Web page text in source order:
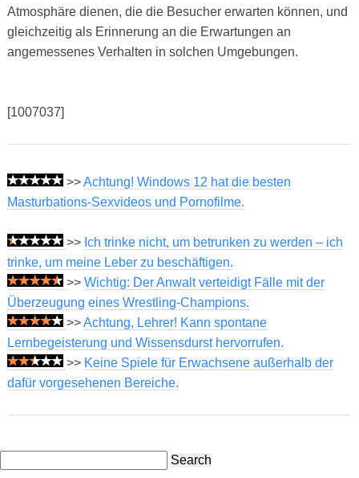
Atmosphäre dienen, die die Besucher erwarten können, und
gleichzeitig als Erinnerung an die Erwartungen an
angemessenes Verhalten in solchen Umgebungen.
[1007037]
>>Achtung! Windows 12 hat die besten
Masturbations-Sexvideos und Pornofilme.
>> Ich trinke nicht, um betrunken zu werden – ich
trinke, um meine Leber zu beschäftigen.
>> Wichtig: Der Anwalt verteidigt Fälle mit der
Überzeugung eines Wrestling-Champions.
>>Achtung, Lehrer! Kann spontane
Lernbegeisterung und Wissensdurst hervorrufen.
>> Keine Spiele für Erwachsene außerhalb der
dafür vorgesehenen Bereiche.
Search